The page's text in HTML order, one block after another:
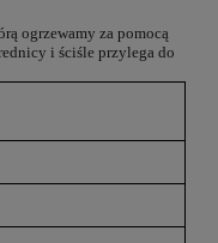
ogrzewamy za pomocą
i ściśle przylega do